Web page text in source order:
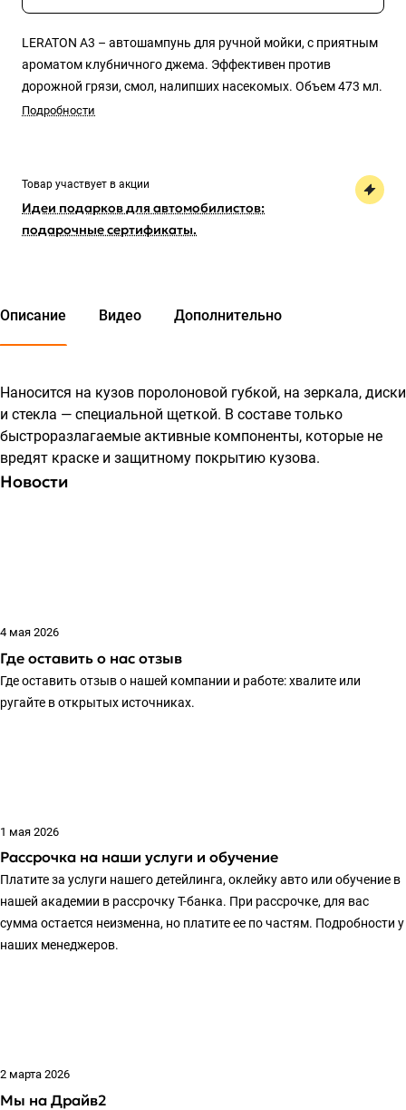
LERATON A3 – автошампунь для ручной мойки, с приятным
ароматом клубничного джема. Эффективен против
дорожной грязи, смол, налипших насекомых. Объем 473 мл.
Подробности
Товар участвует в акции
Идеи подарков для автомобилистов:
подарочные сертификаты.
Описание Видео Дополнительно
Наносится на кузов поролоновой губкой, на зеркала, диски
и стекла — специальной щеткой. В составе только
быстроразлагаемые активные компоненты, которые не
вредят краске и защитному покрытию кузова.
Новости
4 мая 2026
Где оставить о нас отзыв
Где оставить отзыв о нашей компании и работе: хвалите или
ругайте в открытых источниках.
1 мая 2026
Рассрочка на наши услуги и обучение
Платите за услуги нашего детейлинга, оклейку авто или обучение в
нашей академии в рассрочку Т-банка. При рассрочке, для вас
сумма остается неизменна, но платите ее по частям. Подробности у
наших менеджеров.
2 марта 2026
Мы на Драйв2